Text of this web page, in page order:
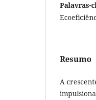
Palavras-
Resumo
A